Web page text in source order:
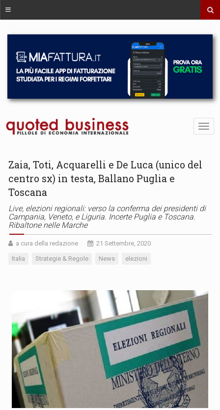
Zaia, Toti, Acquarelli e De Luca (unico del
centro sx) in testa, Ballano Puglia e
Toscana
Live, elezioni regionali: verso la conferma dei presidenti di
Campania, Veneto, e Liguria. Incerte Puglia e Toscana.
Ribaltone nelle Marche
a cura della redazione 21 Settembre, 2020
Italia Strategie & Regole News elezioni